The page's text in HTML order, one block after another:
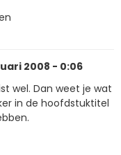
2008 - 0:06
wel. Dan weet je wat
in de hoofdstuktitel